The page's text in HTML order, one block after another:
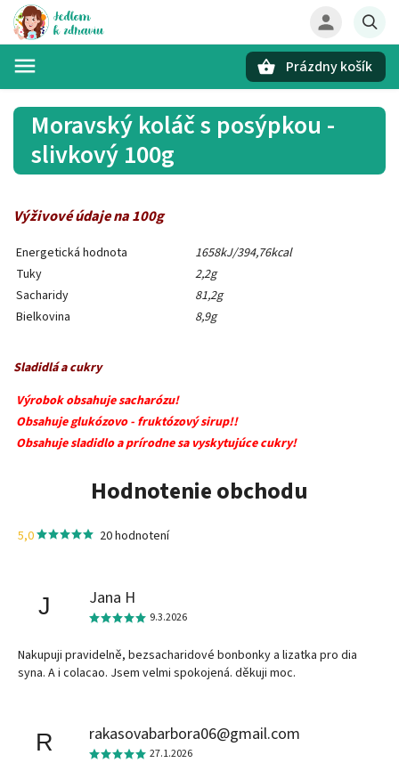
Prázdny košík
Moravský koláč s posýpkou -
slivkový 100g
Výživové údaje na 100g
Energetická hodnota
1658kJ/394,76kcal
Tuky
2,2g
Sacharidy
81,2g
Bielkovina
8,9g
Sladidlá a cukry
Výrobok obsahuje sacharózu!
Obsahuje glukózovo - fruktózový sirup!!
Obsahuje sladidlo a prírodne sa vyskytujúce cukry!
Hodnotenie obchodu
5,0 20 hodnotení
J Jana H
9.3.2026
Nakupuji pravidelně, bezsacharidové bonbonky a lizatka pro dia
syna. A i colacao. Jsem velmi spokojená. děkuji moc.
R rakasovabarbora06@gmail.com
27.1.2026